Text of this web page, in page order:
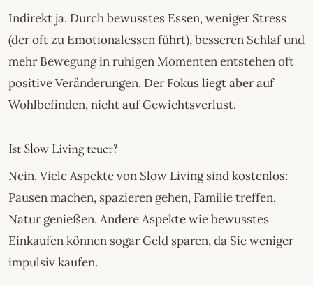
Indirekt ja. Durch bewusstes Essen, weniger Stress
(der oft zu Emotionalessen führt), besseren Schlaf und
mehr Bewegung in ruhigen Momenten entstehen oft
positive Veränderungen. Der Fokus liegt aber auf
Wohlbefinden, nicht auf Gewichtsverlust.
Ist Slow Living teuer?
Nein. Viele Aspekte von Slow Living sind kostenlos:
Pausen machen, spazieren gehen, Familie treffen,
Natur genießen. Andere Aspekte wie bewusstes
Einkaufen können sogar Geld sparen, da Sie weniger
impulsiv kaufen.